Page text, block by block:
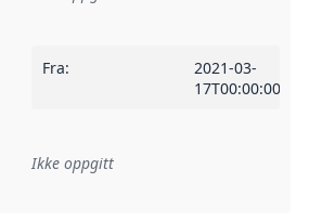
Fra:
2021-03-
17T00:00:00Z
Referanse til en implementasjonsregel
Ikke oppgitt